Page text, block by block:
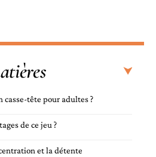
casse-tête pour adultes ?
de ce jeu ?
et la détente